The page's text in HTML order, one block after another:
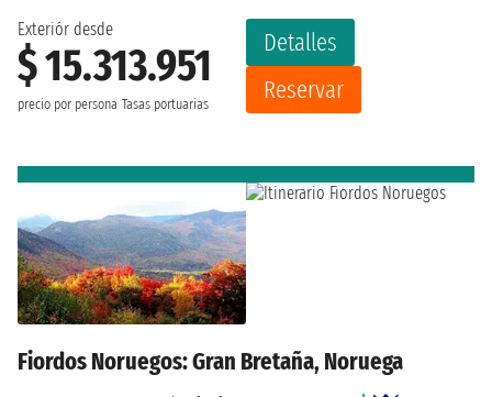
Exteriór desde
$ 15.313.951
precio por persona Tasas portuarias
Detalles
Reservar
Fiordos Noruegos: Gran Bretaña, Noruega